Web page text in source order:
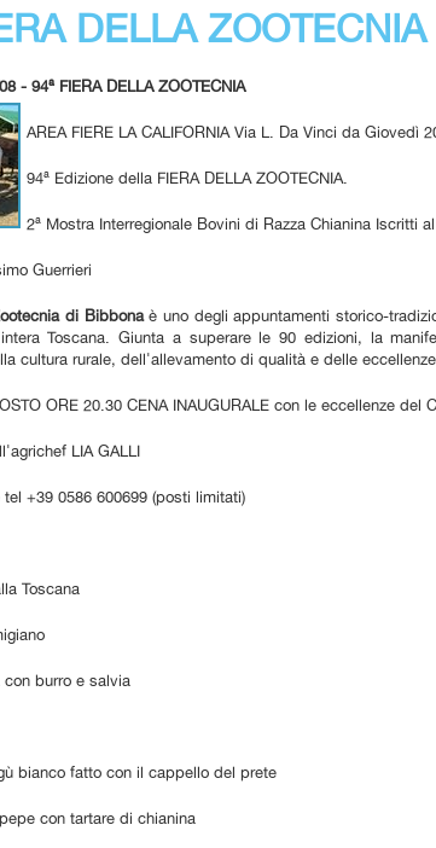
DELLA ZOOTECNIA
- 94ª FIERA DELLA ZOOTECNIA
AREA FIERE LA CALIFORNIA Via L. Da Vinci da Giovedì
94ª Edizione della FIERA DELLA ZOOTECNIA.
2ª Mostra Interregionale Bovini di Razza Chianina Iscritti
Guerrieri
di Bibbonaè uno degli appuntamenti storico-
Toscana. Giunta a superare le 90 edizioni, la
cultura rurale, dell'allevamento di qualità e delle
ORE 20.30 CENA INAUGURALE con le eccellenze del
LIA GALLI
+39 0586 600699 (posti limitati)
Toscana
burro e salvia
bianco fatto con il cappello del prete
con tartare di chianina